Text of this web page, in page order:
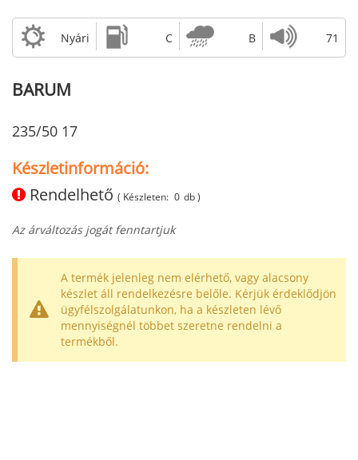
Nyári C B 71
BARUM
235/50 17
Készletinformáció:
Rendelhető ( Készleten: 0 db )
Az árváltozás jogát fenntartjuk
A termék jelenleg nem elérhető, vagy alacsony
készlet áll rendelkezésre belőle. Kérjük érdeklődjön
ügyfélszolgálatunkon, ha a készleten lévő
mennyiségnél többet szeretne rendelni a
termékből.